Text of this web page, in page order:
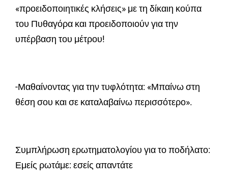
«προειδοποιητικές κλήσεις» με τη δίκαιη κούπα
του Πυθαγόρα και προειδοποιούν για την
υπέρβαση του μέτρου!
-Μαθαίνοντας για την τυφλότητα: «Μπαίνω στη
θέση σου και σε καταλαβαίνω περισσότερο».
Συμπλήρωση ερωτηματολογίου για το ποδήλατο:
Εμείς ρωτάμε: εσείς απαντάτε